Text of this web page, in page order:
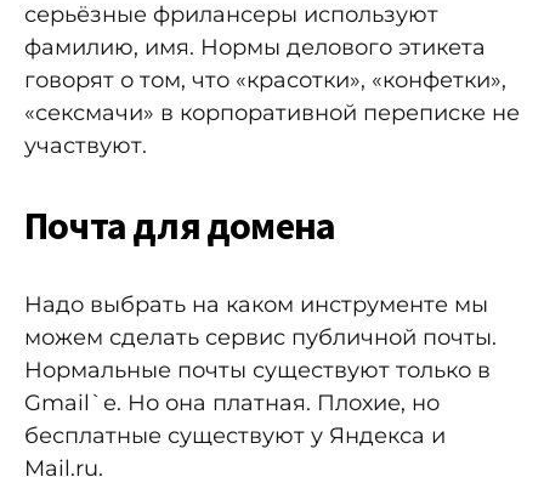
серьёзные фрилансеры используют
фамилию, имя. Нормы делового этикета
говорят о том, что «красотки», «конфетки»,
«сексмачи» в корпоративной переписке не
участвуют.
Почта для домена
Надо выбрать на каком инструменте мы
можем сделать сервис публичной почты.
Нормальные почты существуют только в
Gmail`е. Но она платная. Плохие, но
бесплатные существуют у Яндекса и
Mail.ru.